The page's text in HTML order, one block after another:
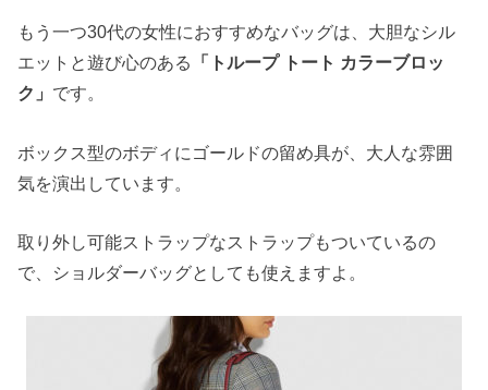
もう一つ30代の女性におすすめなバッグは、大胆なシル
エットと遊び心のある
「トループ トート カラーブロッ
ク」 です。
ボックス型のボディにゴールドの留め具が、大人な雰囲
気を演出しています。
取り外し可能ストラップなストラップもついているの
で、ショルダーバッグとしても使えますよ。